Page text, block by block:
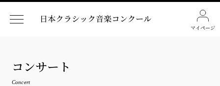
マイページ
コンサート
Concert